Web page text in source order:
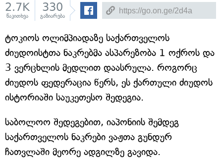
2.7K
წაკითხვა
330
გაზიარება
ტოკიოს ოლიმპიადაზე საქართველოს
ძიუდოისტთა ნაკრებმა ასპარეზობა 1 ოქროს და
3 ვერცხლის მედლით დაასრულა. როგორც
ძიუდოს ფედერაცია წერს, ეს ქართული ძიუდოს
ისტორიაში საუკეთესო შედეგია.
საბოლოო შედეგებით, იაპონიის შემდეგ
საქართველოს ნაკრები ვაჟთა გუნდურ
ჩათვლაში მეორე ადგილზე გავიდა.